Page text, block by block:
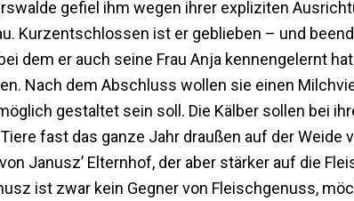
gefiel ihm wegen ihrer expliziten
Kurzentschlossen ist er geblieben – und
dem er auch seine Frau Anja kennengelernt
Nach dem Abschluss wollen sie einen
gestaltet sein soll. Die Kälber sollen bei
fast das ganze Jahr draußen auf der Weide
Janusz’ Elternhof, der aber stärker auf die
ist zwar kein Gegner von Fleischgenuss,